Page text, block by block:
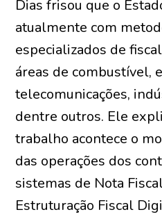
Dias frisou que o
atualmente com
especializados de
áreas de combustível,
telecomunicações,
dentre outros. Ele
trabalho acontece o
das operações dos
sistemas de Nota
Estruturação Fiscal